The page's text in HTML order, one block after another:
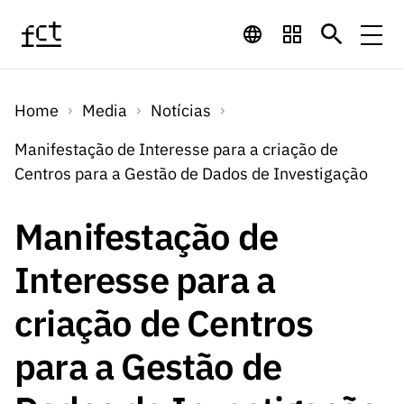
Financiamento
Programas de
Financiamento
Internacional
Prémios
LINKS
RÁPIDOS
Científico
Projetos
Instituiçõ
Concursos
Concursos Previstos
Concursos Fechados
Calendário de
Concursos FCT 2026
Científico
Serviços
ServiçosServiços digitais:
Tecnologia para o
Conhecimento
Media
Media Notícias
Notas de ImprensaRÁPIDOS
Sobre
Home Media
Notícias
Manifestação de Interesse para a criação de
Centros para a Gestão de Dados de Investigação
Manifestação de
Interesse para a
criação de Centros
para a Gestão de